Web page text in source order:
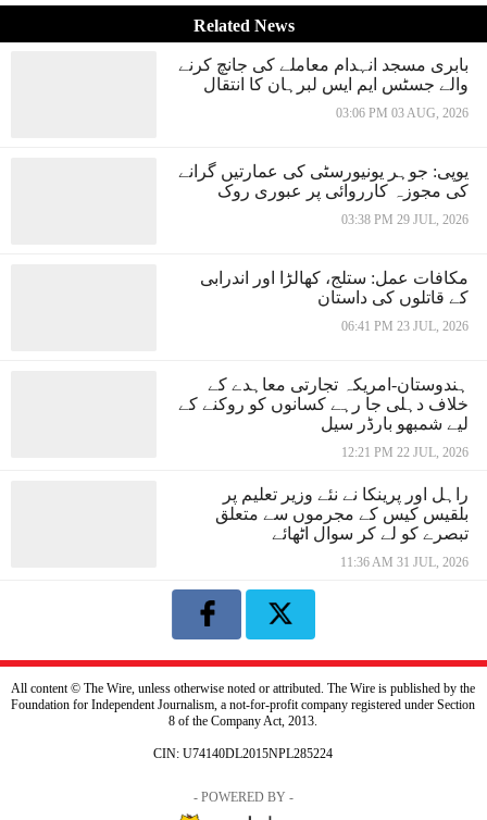
Related News
بابری مسجد انہدام معاملے کی جانچ کرنے
والے جسٹس ایم ایس لبرہان کا انتقال
03:06 PM 03 AUG, 2026
یوپی: جوہر یونیورسٹی کی عمارتیں گرانے
کی مجوزہ کارروائی پر عبوری روک
03:38 PM 29 JUL, 2026
مکافات عمل: ستلج، کھالڑا اور اندرابی
کے قاتلوں کی داستان
06:41 PM 23 JUL, 2026
ہندوستان-امریکہ تجارتی معاہدے کے
خلاف دہلی جا رہے کسانوں کو روکنے کے
لیے شمبھو بارڈر سیل
12:21 PM 22 JUL, 2026
راہل اور پرینکا نے نئے وزیر تعلیم پر
بلقیس کیس کے مجرموں سے متعلق
تبصرے کو لے کر سوال اٹھائے
11:36 AM 31 JUL, 2026
All content © The Wire, unless otherwise noted or attributed. The Wire is published by the
Foundation for Independent Journalism, a not-for-profit company registered under Section
8 of the Company Act, 2013.
CIN: U74140DL2015NPL285224
- POWERED BY -